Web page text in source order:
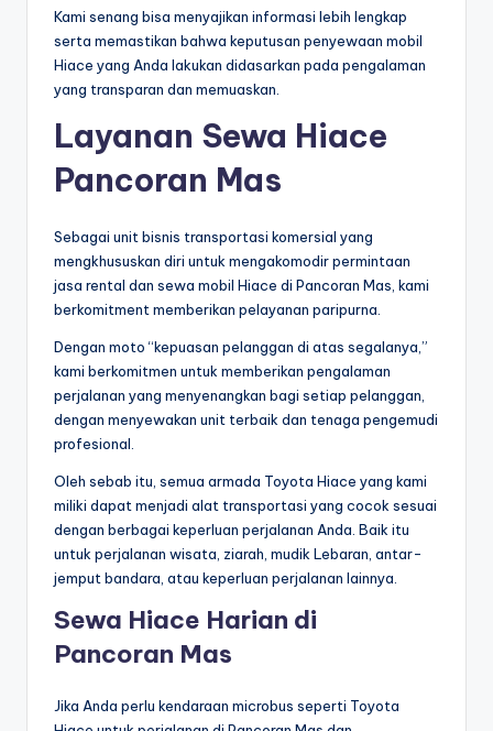
Kami senang bisa menyajikan informasi lebih lengkap
serta memastikan bahwa keputusan penyewaan mobil
Hiace yang Anda lakukan didasarkan pada pengalaman
yang transparan dan memuaskan.
Layanan Sewa Hiace
Pancoran Mas
Sebagai unit bisnis transportasi komersial yang
mengkhususkan diri untuk mengakomodir permintaan
jasa rental dan sewa mobil Hiace di Pancoran Mas, kami
berkomitment memberikan pelayanan paripurna.
Dengan moto “kepuasan pelanggan di atas segalanya,”
kami berkomitmen untuk memberikan pengalaman
perjalanan yang menyenangkan bagi setiap pelanggan,
dengan menyewakan unit terbaik dan tenaga pengemudi
profesional.
Oleh sebab itu, semua armada Toyota Hiace yang kami
miliki dapat menjadi alat transportasi yang cocok sesuai
dengan berbagai keperluan perjalanan Anda. Baik itu
untuk perjalanan wisata, ziarah, mudik Lebaran, antar-
jemput bandara, atau keperluan perjalanan lainnya.
Sewa Hiace Harian di
Pancoran Mas
Jika Anda perlu kendaraan microbus seperti Toyota